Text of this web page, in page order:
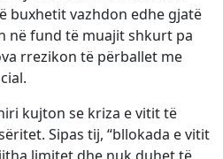
buxhetit vazhdon edhe gjatë
në fund të muajit shkurt pa
rrezikon të përballet me
kujton se kriza e vitit të
Sipas tij, “bllokada e vitit